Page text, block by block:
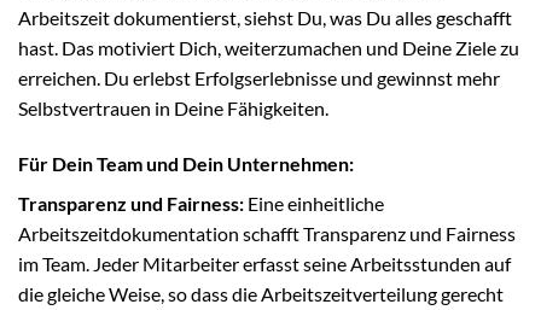
Arbeitszeit dokumentierst, siehst Du, was Du alles geschafft
hast. Das motiviert Dich, weiterzumachen und Deine Ziele zu
erreichen. Du erlebst Erfolgserlebnisse und gewinnst mehr
Selbstvertrauen in Deine Fähigkeiten.
Für Dein Team und Dein Unternehmen:
Transparenz und Fairness: Eine einheitliche
Arbeitszeitdokumentation schafft Transparenz und Fairness
im Team. Jeder Mitarbeiter erfasst seine Arbeitsstunden auf
die gleiche Weise, so dass die Arbeitszeitverteilung gerecht